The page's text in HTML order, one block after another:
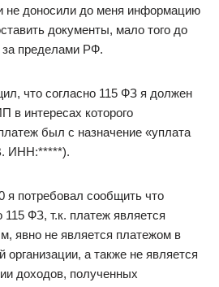
не доносили до меня информацию
документы, мало того до
за пределами РФ.
что согласно 115 ФЗ я должен
в интересах которого
был с назначение «уплата
ИНН:*****).
я потребовал сообщить что
ФЗ, т.к. платеж является
явно не является платежом в
организации, а также не является
доходов, полученных